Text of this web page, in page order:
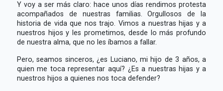
Y voy a ser más claro: hace unos días rendimos protesta
acompañados de nuestras familias. Orgullosos de la
historia de vida que nos trajo. Vimos a nuestras hijas y a
nuestros hijos y les prometimos, desde lo más profundo
de nuestra alma, que no les íbamos a fallar.
Pero, seamos sinceros, ¿es Luciano, mi hijo de 3 años, a
quien me toca representar aquí? ¿Es a nuestras hijas y a
nuestros hijos a quienes nos toca defender?